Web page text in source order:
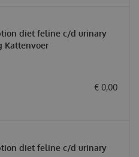
diet feline c/d urinary
Kattenvoer
€ 0,00
diet feline c/d urinary